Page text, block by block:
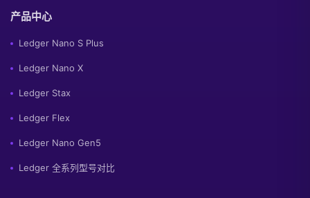
产品中心
Ledger Nano S Plus
Ledger Nano X
Ledger Stax
Ledger Flex
Ledger Nano Gen5
Ledger 全系列型号对比